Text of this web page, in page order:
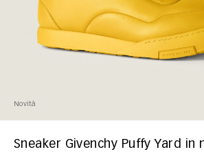
Novità
Sneaker Givenchy Puffy Yard in